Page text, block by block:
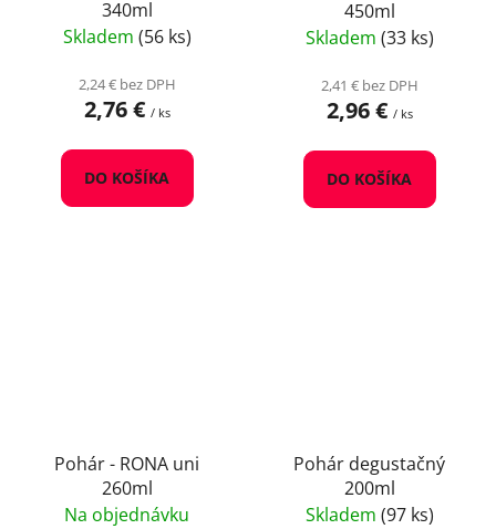
340ml
Skladem (56 ks)
2,24 € bez DPH
2,76 € / ks
DO KOŠÍKA
450ml
Skladem (33 ks)
2,41 € bez DPH
2,96 € / ks
DO KOŠÍKA
Pohár - RONA uni
260ml
Na objednávku
Pohár degustačný
200ml
Skladem (97 ks)